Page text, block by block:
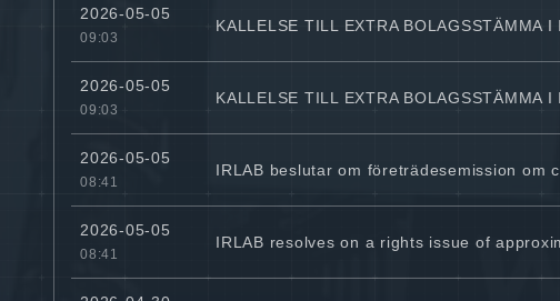
2026-05-05
09:03
KALLELSE TILL EXTRA BOLAGSSTÄMMA
2026-05-05
09:03
KALLELSE TILL EXTRA BOLAGSSTÄMMA
2026-05-05
08:41
IRLAB beslutar om företrädesemission om
2026-05-05
08:41
IRLAB resolves on a rights issue of